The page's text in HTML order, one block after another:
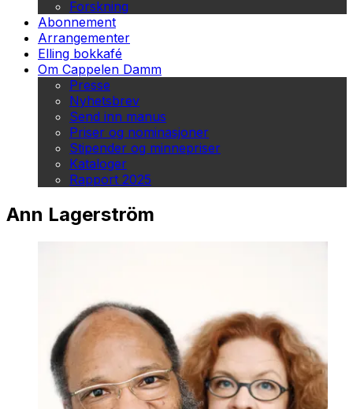
Forskning
Abonnement
Arrangementer
Elling bokkafé
Om Cappelen Damm
Presse
Nyhetsbrev
Send inn manus
Priser og nominasjoner
Stipender og minnepriser
Kataloger
Rapport 2025
Ann Lagerström